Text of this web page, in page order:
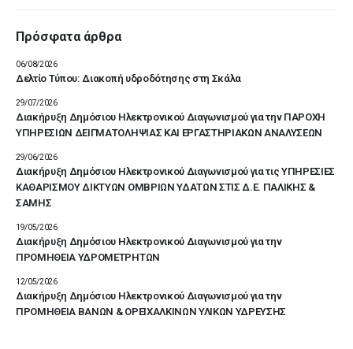
Πρόσφατα άρθρα
Δελτίο Τύπου: Διακοπή υδροδότησης στη Σκάλα
06/08/2026
Διακήρυξη Δημόσιου Ηλεκτρονικού Διαγωνισμού για την ΠΑΡΟΧΗ
ΥΠΗΡΕΣΙΩΝ ΔΕΙΓΜΑΤΟΛΗΨΙΑΣ ΚΑΙ ΕΡΓΑΣΤΗΡΙΑΚΩΝ ΑΝΑΛΥΣΕΩΝ
29/07/2026
Διακήρυξη Δημόσιου Ηλεκτρονικού Διαγωνισμού για τις ΥΠΗΡΕΣΙΕΣ
ΚΑΘΑΡΙΣΜΟΥ ΔΙΚΤΥΩΝ ΟΜΒΡΙΩΝ ΥΔΑΤΩΝ ΣΤΙΣ Δ.Ε. ΠΑΛΙΚΗΣ &
ΣΑΜΗΣ
29/06/2026
Διακήρυξη Δημόσιου Ηλεκτρονικού Διαγωνισμού για την
ΠΡΟΜΗΘΕΙΑ ΥΔΡΟΜΕΤΡΗΤΩΝ
19/05/2026
Διακήρυξη Δημόσιου Ηλεκτρονικού Διαγωνισμού για την
ΠΡΟΜΗΘΕΙΑ ΒΑΝΩΝ & ΟΡΕΙΧΑΛΚΙΝΩΝ ΥΛΙΚΩΝ ΥΔΡΕΥΣΗΣ
12/05/2026